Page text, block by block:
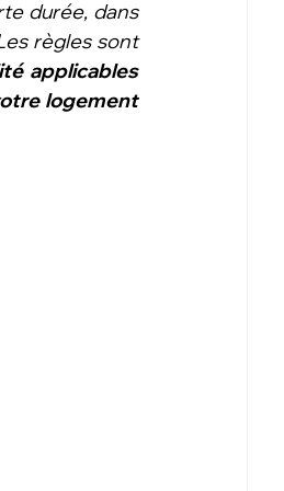
durée, dans
règles sont
applicables
logement